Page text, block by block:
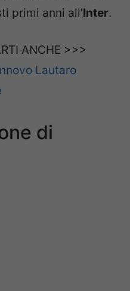
primi anni all’Inter.
ANCHE >>>
Lautaro
di